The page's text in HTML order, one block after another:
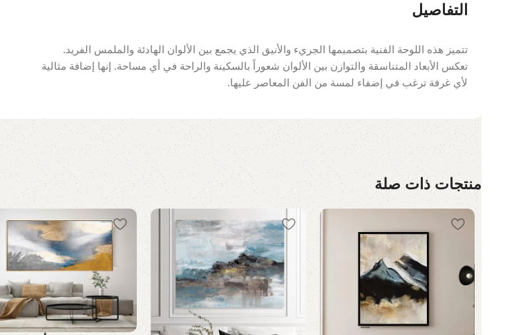
التفاصيل
تتميز هذه اللوحة الفنية بتصميمها الجريء والأنيق الذي يجمع بين الألوان الهادئة والملمس الفريد.
تعكس الأبعاد المتناسقة والتوازن بين الألوان شعوراً بالسكينة والراحة في أي مساحة. إنها إضافة مثالية
لأي غرفة ترغب في إضفاء لمسة من الفن المعاصر عليها.
منتجات ذات صلة